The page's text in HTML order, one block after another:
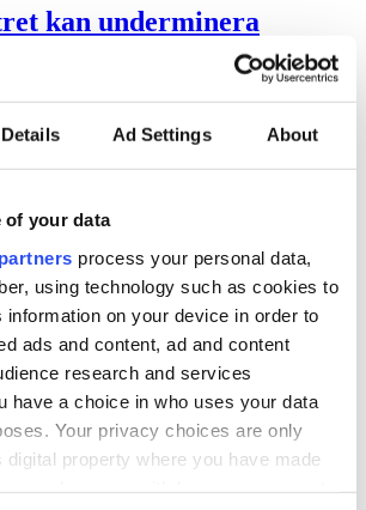
Details Ad Settings About
of your data
process your personal data,
using technology such as cookies to
on your device in order to
ads and content, ad and content
research and services
have a choice in who uses your data
Your privacy choices are only
digital property where you have made
kan underminera
lobbyregistret kan underminera
stärker det. Det skriver Alexander Katsaitis,
Stockholms universitet och Faradj Koliev,
Stockholms universitet samt förtroendevald
branschorganisation
skrotat uran-veto
pratar om ”ett steg framåt och
riksdagens beslut att likställa
brytning av uran med andra metaller.
Metals lovar att fortsätta att lobba för att
Sverige.